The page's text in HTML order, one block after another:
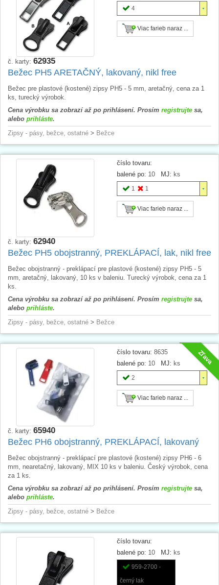
4
Viac farieb naraz ...
č. karty: 62935
Bežec PH5 ARETAČNÝ, lakovaný, nikl free
Bežec pre plastové (kostené) zipsy PH5 - 5 mm, aretačný, cena za 1
ks, turecký výrobok.
Cena výrobku sa zobrazí až po prihlásení. Prosím registrujte sa,
alebo prihláste.
Zipsy - pásy, bežce, ostatné > Bežce
číslo tovaru:
balené po: 10 MJ: ks
1 1
Viac farieb naraz ...
č. karty: 62940
Bežec PH5 obojstranný, PREKLÁPACÍ, lak, nikl free
Bežec obojstranný - preklápací pre plastové (kostené) zipsy PH5 - 5
mm, aretačný, lakovaný, 10 ks v baleniu. Turecký výrobok, cena za 1
ks.
Cena výrobku sa zobrazí až po prihlásení. Prosím registrujte sa,
alebo prihláste.
Zipsy - pásy, bežce, ostatné > Bežce
Zľava
číslo tovaru: 8635
balené po: 10 MJ: ks
2
Viac farieb naraz ...
č. karty: 65940
Bežec PH6 obojstranný, PREKLÁPACÍ, lakovaný
Bežec obojstranný - preklápací pre plastové (kostené) zipsy PH6 - 6
mm, nearetačný, lakovaný, MIX 10 ks v baleniu. Český výrobok, cena
za 1 ks.
Cena výrobku sa zobrazí až po prihlásení. Prosím registrujte sa,
alebo prihláste.
Zipsy - pásy, bežce, ostatné > Bežce
číslo tovaru:
balené po: 10 MJ: ks
959-2700 -
černý lak